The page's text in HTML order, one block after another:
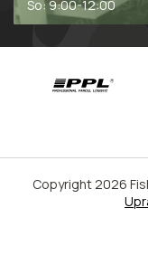
So: 9:00-12:00
Copyright 2026